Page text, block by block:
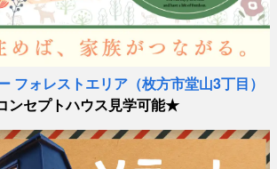
フォレストエリア（枚方市堂山3丁目）
ンセプトハウス見学可能★